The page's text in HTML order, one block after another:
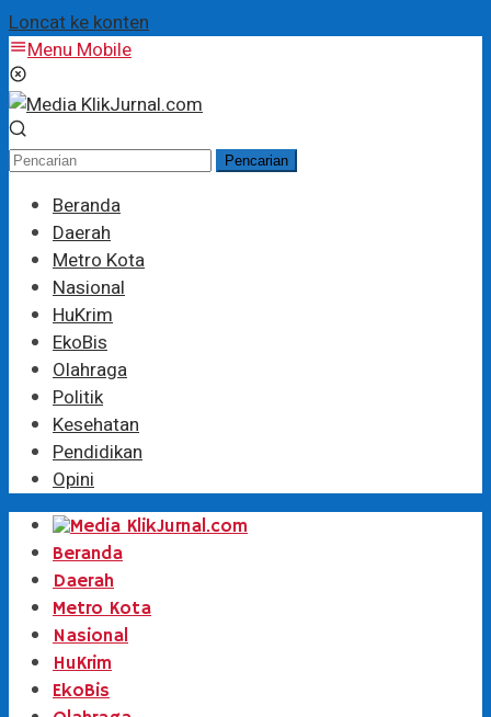
Loncat ke konten
Menu Mobile
Pencarian
Beranda
Daerah
Metro Kota
Nasional
HuKrim
EkoBis
Olahraga
Politik
Kesehatan
Pendidikan
Opini
Beranda
Daerah
Metro Kota
Nasional
HuKrim
EkoBis